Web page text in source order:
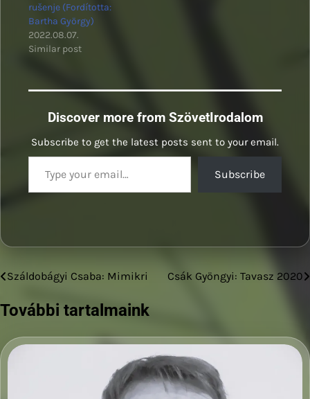
rušenje (Fordította:
Bartha György)
2022.08.07.
Similar post
Discover more from SzövetIrodalom
Subscribe to get the latest posts sent to your email.
Type your email…
Subscribe
Bejegyzés
navigáció
Száldobágyi Csaba: Mimikri Csák Gyöngyi: Tavasz 2020
További tartalmaink